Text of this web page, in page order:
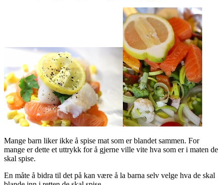
Mange barn liker ikke å spise mat som er blandet sammen. For
mange er dette et uttrykk for å gjerne ville vite hva som er i maten de
skal spise.
En måte å bidra til det på kan være å la barna selv velge hva de skal